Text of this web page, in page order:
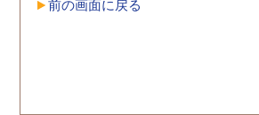
前の画面に戻る